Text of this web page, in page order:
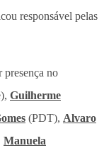
responsável pelas
no
Guilherme
(PDT), Alvaro
Manuela